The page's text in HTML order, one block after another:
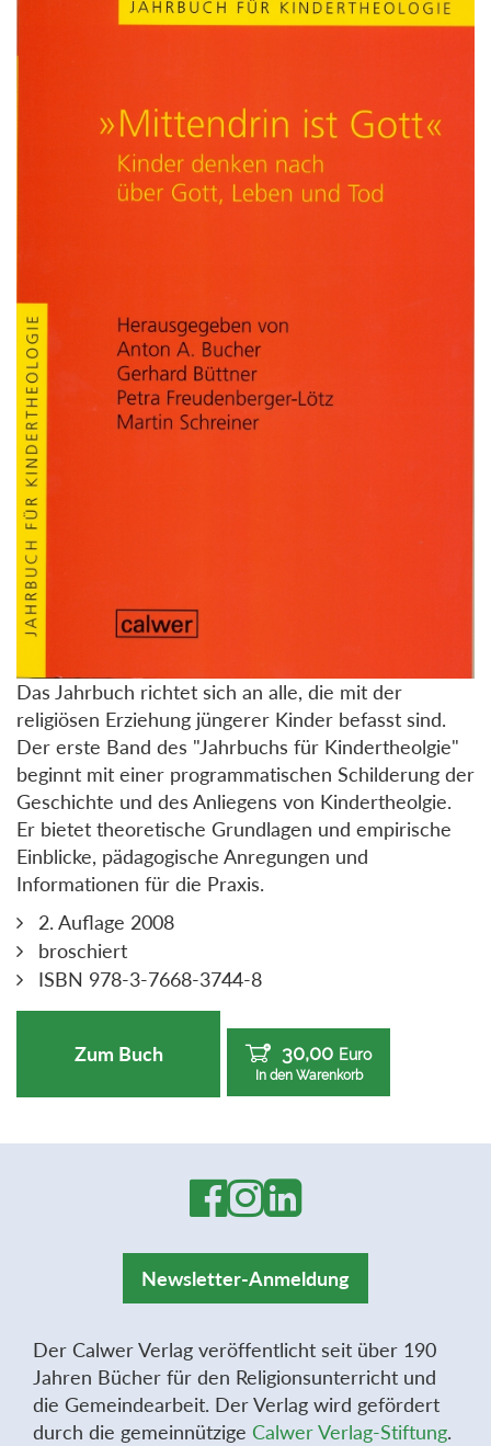
Das Jahrbuch richtet sich an alle, die mit der
religiösen Erziehung jüngerer Kinder befasst sind.
Der erste Band des "Jahrbuchs für Kindertheolgie"
beginnt mit einer programmatischen Schilderung der
Geschichte und des Anliegens von Kindertheolgie.
Er bietet theoretische Grundlagen und empirische
Einblicke, pädagogische Anregungen und
Informationen für die Praxis.
2. Auflage 2008
broschiert
ISBN 978-3-7668-3744-8
Zum Buch 30,00 Euro
In den Warenkorb
Newsletter-Anmeldung
Der Calwer Verlag veröffentlicht seit über 190
Jahren Bücher für den Religionsunterricht und
die Gemeindearbeit. Der Verlag wird gefördert
durch die gemeinnützige Calwer Verlag-Stiftung.